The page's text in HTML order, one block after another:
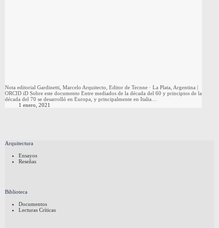
Nota editorial Gardinetti, Marcelo Arquitecto, Editor de Tecnne · La Plata, Argentina |
ORCID iD Sobre este documento Entre mediados de la década del 60 y principios de la
década del 70 se desarrolló en Europa, y principalmente en Italia…
1 enero, 2021
Arquitectura
Ensayos
Reseñas
Biblioteca
Documentos
Lecturas Críticas